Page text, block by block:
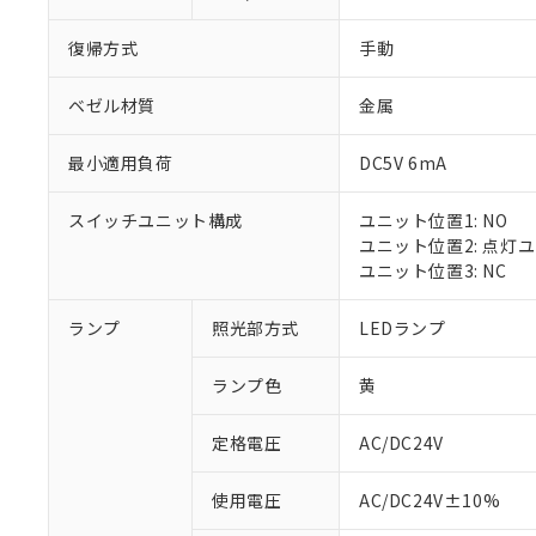
復帰方式 手動
ベゼル材質 金属
最小適用負荷 DC5V 6mA
スイッチユニット構成
ユニット位置1: NO
ユニット位置2: 点灯
ユニット位置3: NC
ランプ 照光部方式 LEDランプ
ランプ色 黄
定格電圧 AC/DC24V
使用電圧 AC/DC24V±10%
※1 対応状況